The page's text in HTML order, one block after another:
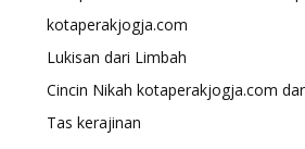
kotaperakjogja.com
Lukisan dari Limbah
Cincin Nikah kotaperakjogja.com
Tas kerajinan